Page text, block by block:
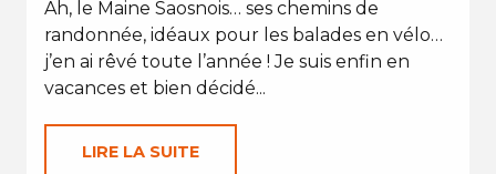
Ah, le Maine Saosnois… ses chemins de
randonnée, idéaux pour les balades en vélo…
j’en ai rêvé toute l’année ! Je suis enfin en
vacances et bien décidé...
LIRE LA SUITE